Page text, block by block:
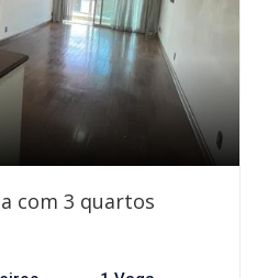
com 3 quartos